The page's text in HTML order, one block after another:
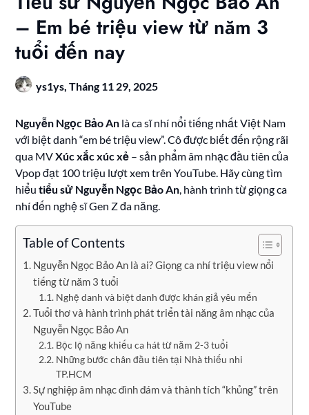
– Em bé triệu view từ năm 3
tuổi đến nay
ys1ys,Tháng 11 29, 2025
Nguyễn Ngọc Bảo An là ca sĩ nhí nổi tiếng nhất Việt Nam
với biệt danh “em bé triệu view”. Cô được biết đến rộng rãi
qua MVXúc xắc xúc xẻ – sản phẩm âm nhạc đầu tiên của
Vpop đạt 100 triệu lượt xem trên YouTube. Hãy cùng tìm
hiểutiểu sử Nguyễn Ngọc Bảo An, hành trình từ giọng ca
nhí đến nghệ sĩ Gen Z đa năng.
Table of Contents
Nguyễn Ngọc Bảo An là ai? Giọng ca nhí triệu view nổi
tiếng từ năm 3 tuổi
Nghệ danh và biệt danh được khán giả yêu mến
Tuổi thơ và hành trình phát triển tài năng âm nhạc của
Nguyễn Ngọc Bảo An
Bộc lộ năng khiếu ca hát từ năm 2-3 tuổi
Những bước chân đầu tiên tại Nhà thiếu nhi
TP.HCM
Sự nghiệp âm nhạc đình đám và thành tích “khủng” trên
YouTube